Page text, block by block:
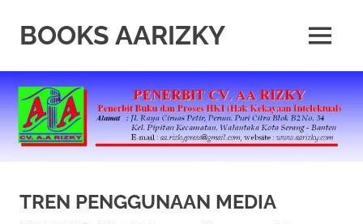
contentBOOKS AARIZKY
Buku
Berkualitas
MENU
TREN PENGGUNAAN MEDIA